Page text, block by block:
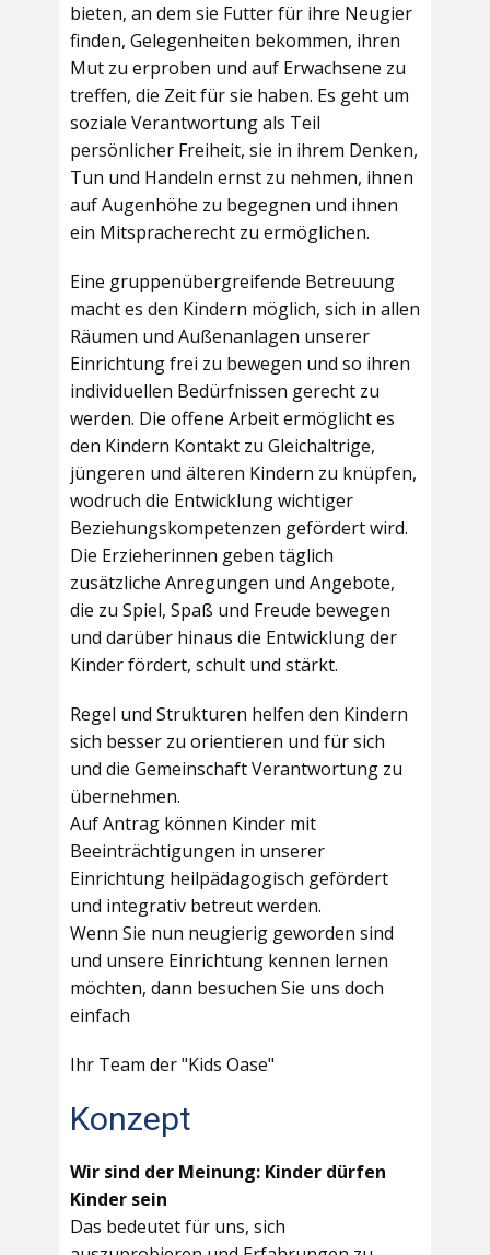
bieten, an dem sie Futter für ihre Neugier
finden, Gelegenheiten bekommen, ihren
Mut zu erproben und auf Erwachsene zu
treffen, die Zeit für sie haben. Es geht um
soziale Verantwortung als Teil
persönlicher Freiheit, sie in ihrem Denken,
Tun und Handeln ernst zu nehmen, ihnen
auf Augenhöhe zu begegnen und ihnen
ein Mitspracherecht zu ermöglichen.
Eine gruppenübergreifende Betreuung
macht es den Kindern möglich, sich in allen
Räumen und Außenanlagen unserer
Einrichtung frei zu bewegen und so ihren
individuellen Bedürfnissen gerecht zu
werden. Die offene Arbeit ermöglicht es
den Kindern Kontakt zu Gleichaltrige,
jüngeren und älteren Kindern zu knüpfen,
wodruch die Entwicklung wichtiger
Beziehungskompetenzen gefördert wird.
Die Erzieherinnen geben täglich
zusätzliche Anregungen und Angebote,
die zu Spiel, Spaß und Freude bewegen
und darüber hinaus die Entwicklung der
Kinder fördert, schult und stärkt.
Regel und Strukturen helfen den Kindern
sich besser zu orientieren und für sich
und die Gemeinschaft Verantwortung zu
übernehmen.
Auf Antrag können Kinder mit
Beeinträchtigungen in unserer
Einrichtung heilpädagogisch gefördert
und integrativ betreut werden.
Wenn Sie nun neugierig geworden sind
und unsere Einrichtung kennen lernen
möchten, dann besuchen Sie uns doch
einfach
Ihr Team der "Kids Oase"
Konzept
Wir sind der Meinung: Kinder dürfen
Kinder sein
Das bedeutet für uns, sich